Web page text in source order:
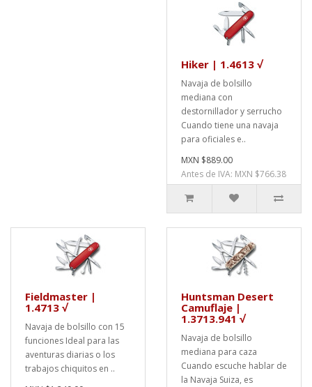
Hiker | 1.4613 √
Navaja de bolsillo
mediana con
destornillador y serrucho
Cuando tiene una navaja
para oficiales e..
MXN $889.00
Antes de IVA: MXN $766.38
Fieldmaster |
1.4713 √
Navaja de bolsillo con 15
funciones Ideal para las
aventuras diarias o los
trabajos chiquitos en ..
Huntsman Desert
Camuflaje |
1.3713.941 √
Navaja de bolsillo
mediana para caza
Cuando escuche hablar de
la Navaja Suiza, es